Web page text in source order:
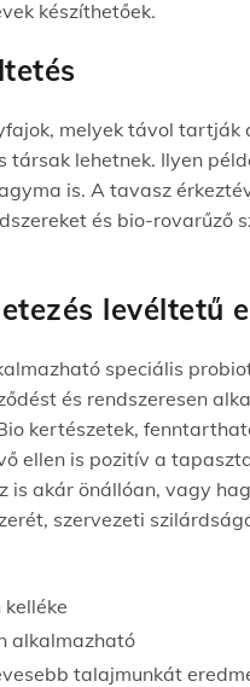
készíthetőek.
melyek távol tartják
társak lehetnek. Ilyen
is. A tavasz
és bio-rovarűző
levéltetű
speciális
és rendszeresen
kertészetek,
ellen is pozitív a
akár önállóan, vagy
szervezeti
alkalmazható
talajmunkát